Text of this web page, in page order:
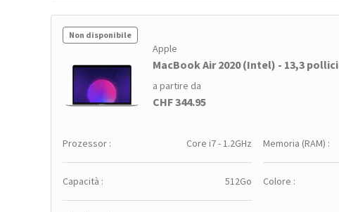
Non disponibile
Apple
MacBook Air 2020 (Intel) - 13,3 pollici
a partire da
CHF 344.95
Prozessor : Core i7 - 1.2GHz Memoria (RAM) :
Capacità : 512Go Colore :